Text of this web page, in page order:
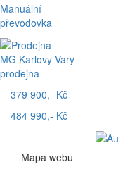
Manuální
převodovka
MG Karlovy Vary
prodejna
379 900,- Kč
484 990,- Kč
Mapa webu